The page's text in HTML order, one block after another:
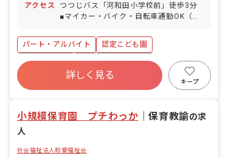
アクセス
つつじバス「河和田小学校前」徒歩3分
■マイカー・バイク・自転車通勤OK（無
パート・アルバイト
認定こども園
アットホーム
年間休日120日以上
社会保険完備
土日祝休み
詳しく見る
キープ
小規模保育園 プチわっか ｜保育教諭の求
人
社会福祉法人和愛福祉会